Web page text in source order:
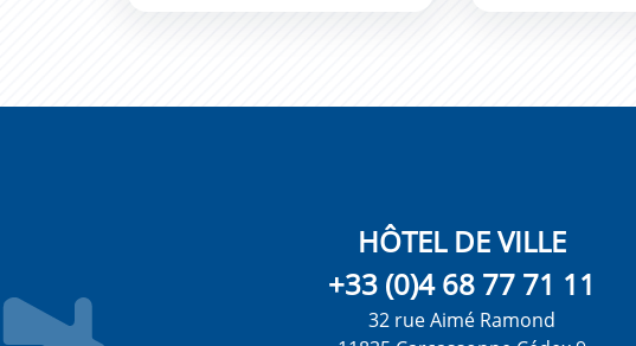
HÔTEL DE VILLE
+33 (0)4 68 77 71 11
32 rue Aimé Ramond